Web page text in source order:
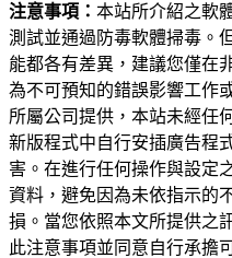
注意事項： 本站所介紹之軟
測試並通過防毒軟體掃毒。
能都各有差異，建議您僅在
為不可預知的錯誤影響工作
所屬公司提供，本站未經任
新版程式中自行安插廣告程
害。在進行任何操作與設定
資料，避免因為未依指示的
損。當您依照本文所提供之
此注意事項並同意自行承擔